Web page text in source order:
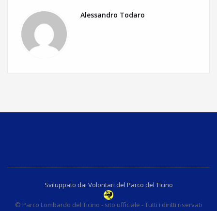
Alessandro Todaro
Sviluppato dai Volontari del Parco del Ticino
© Parco Lombardo del Ticino - sito ufficiale - Tutti i diritti riservati